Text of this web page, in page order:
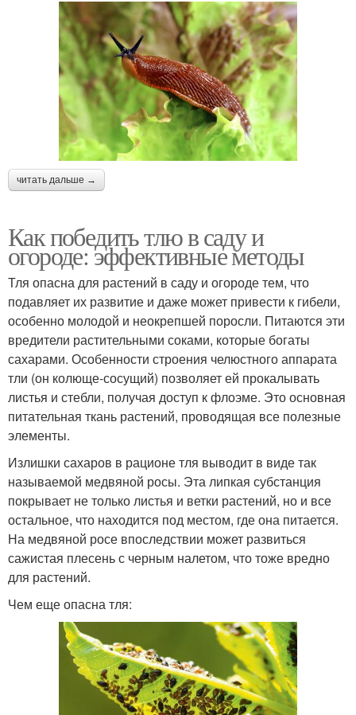
читать дальше →
Как победить тлю в саду и
огороде: эффективные методы
Тля опасна для растений в саду и огороде тем, что
подавляет их развитие и даже может привести к гибели,
особенно молодой и неокрепшей поросли. Питаются эти
вредители растительными соками, которые богаты
сахарами. Особенности строения челюстного аппарата
тли (он колюще-сосущий) позволяет ей прокалывать
листья и стебли, получая доступ к флоэме. Это основная
питательная ткань растений, проводящая все полезные
элементы.
Излишки сахаров в рационе тля выводит в виде так
называемой медвяной росы. Эта липкая субстанция
покрывает не только листья и ветки растений, но и все
остальное, что находится под местом, где она питается.
На медвяной росе впоследствии может развиться
сажистая плесень с черным налетом, что тоже вредно
для растений.
Чем еще опасна тля: